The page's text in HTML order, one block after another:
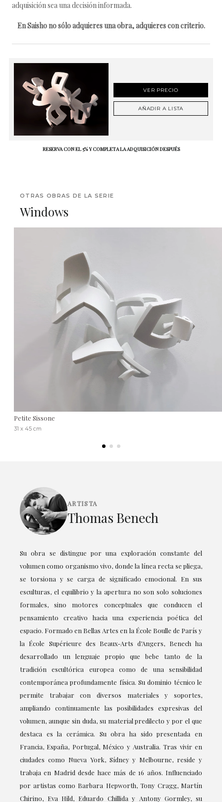
adquisición sea una decisión informada.
En Saisho no sólo adquieres una obra, adquieres con criterio.
VER PRECIO
AÑADIR A LISTA
RESERVA CON EL 5% Y COMPLETA LA ADQUISICIÓN DESPUÉS
OTRAS OBRAS DE LA SERIE
Windows
Petite Sissone
31 x 45 cm
ARTISTA
Thomas Benech
Su obra se distingue por una exploración constante del
volumen como organismo vivo, donde la línea recta se pliega,
se torsiona y se carga de significado emocional. En sus
esculturas, el equilibrio y la apertura no son solo soluciones
formales, sino motores conceptuales que conducen el
pensamiento creativo hacia una experiencia poética del
espacio. Formado en Bellas Artes en la École Boulle de París y
la École Supérieure des Beaux-Arts d’Angers, Benech ha
desarrollado un lenguaje propio que bebe tanto de la
tradición escultórica europea como de una sensibilidad
contemporánea profundamente física. Su dominio técnico le
permite trabajar con diversos materiales y soportes,
ampliando continuamente las posibilidades expresivas del
volumen, aunque sin duda, su material predilecto y por el que
destaca es la cerámica. Su obra ha sido presentada en
Francia, España, Portugal, México y Australia. Tras vivir en
ciudades como Nueva York, Sídney y Melbourne, reside y
trabaja en Madrid desde hace más de 16 años. Influenciado
por artistas como Barbara Hepworth, Tony Cragg, Martín
Chirino, Eva Hild, Eduardo Chillida y Antony Gormley, su